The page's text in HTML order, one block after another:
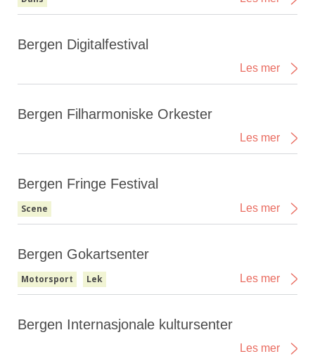
Bergen Digitalfestival
Les mer
Bergen Filharmoniske Orkester
Les mer
Bergen Fringe Festival
Scene Les mer
Bergen Gokartsenter
Motorsport Lek Les mer
Bergen Internasjonale kultursenter
Les mer